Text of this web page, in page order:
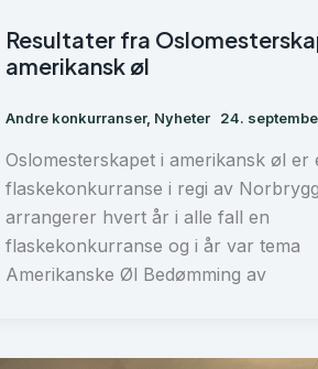
Resultater fra
amerikansk øl
Andre konkurranser, Nyheter 24.
Oslomesterskapet i amerikansk øl er
flaskekonkurranse i regi av
arrangerer hvert år i alle fall en
flaskekonkurranse og i år var tema
Amerikanske Øl Bedømming av